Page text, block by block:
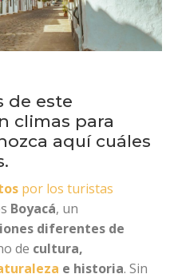
de este
climas para
aquí cuáles
por los turistas
Boyacá, un
diferentes de
de cultura,
e historia. Sin